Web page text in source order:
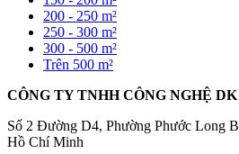
200 - 250 m²
250 - 300 m²
300 - 500 m²
Trên 500 m²
CÔNG TY TNHH CÔNG NGHỆ DK
Số 2 Đường D4, Phường Phước Long
Hồ Chí Minh